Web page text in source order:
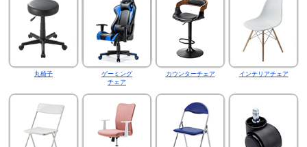
丸椅子
ゲーミング
チェア
カウンターチェア インテリアチェア